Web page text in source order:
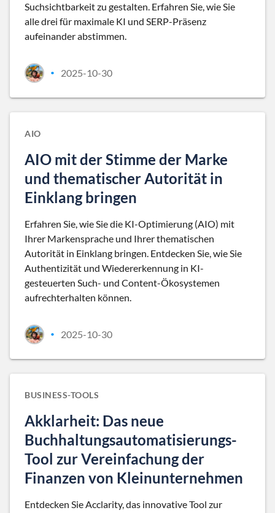
Suchsichtbarkeit zu gestalten. Erfahren Sie, wie Sie
alle drei für maximale KI und SERP-Präsenz
aufeinander abstimmen.
• 2025-10-30
AIO
AIO mit der Stimme der Marke
und thematischer Autorität in
Einklang bringen
Erfahren Sie, wie Sie die KI-Optimierung (AIO) mit
Ihrer Markensprache und Ihrer thematischen
Autorität in Einklang bringen. Entdecken Sie, wie Sie
Authentizität und Wiedererkennung in KI-
gesteuerten Such- und Content-Ökosystemen
aufrechterhalten können.
• 2025-10-30
BUSINESS-TOOLS
Akklarheit: Das neue
Buchhaltungsautomatisierungs-
Tool zur Vereinfachung der
Finanzen von Kleinunternehmen
Entdecken Sie Acclarity, das innovative Tool zur